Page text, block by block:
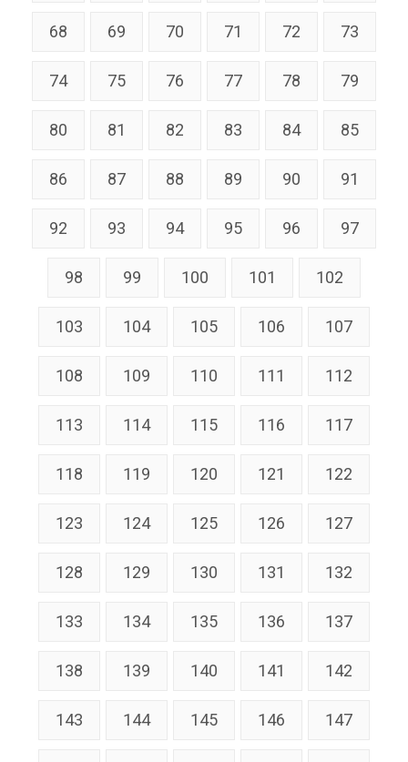
68 69 70 71 72 73
74 75 76 77 78 79
80 81 82 83 84 85
86 87 88 89 90 91
92 93 94 95 96 97
98 99 100 101 102
103 104 105 106 107
108 109 110 111 112
113 114 115 116 117
118 119 120 121 122
123 124 125 126 127
128 129 130 131 132
133 134 135 136 137
138 139 140 141 142
143 144 145 146 147